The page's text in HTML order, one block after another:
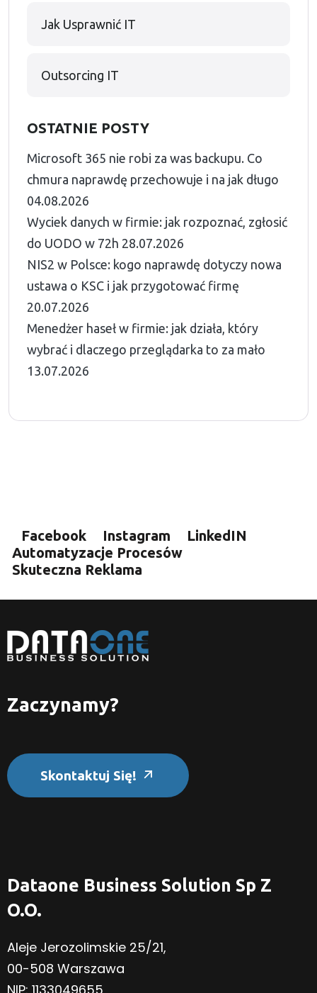
Jak Usprawnić IT
Outsorcing IT
OSTATNIE POSTY
Microsoft 365 nie robi za was backupu. Co
chmura naprawdę przechowuje i na jak długo
04.08.2026
Wyciek danych w firmie: jak rozpoznać, zgłosić
do UODO w 72h 28.07.2026
NIS2 w Polsce: kogo naprawdę dotyczy nowa
ustawa o KSC i jak przygotować firmę
20.07.2026
Menedżer haseł w firmie: jak działa, który
wybrać i dlaczego przeglądarka to za mało
13.07.2026
Facebook Instagram
LinkedIN
Automatyzacje Procesów
Skuteczna Reklama
Zaczynamy?
Skontaktuj Się!
Dataone Business Solution Sp Z
O.o.
Aleje Jerozolimskie 25/21,
00-508 Warszawa